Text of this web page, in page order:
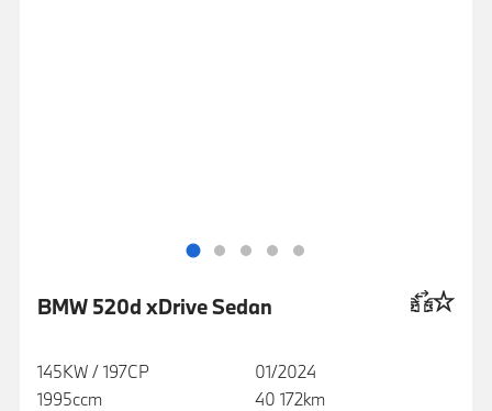
BMW 520d xDrive Sedan
145KW / 197CP
1995ccm
01/2024
40 172km